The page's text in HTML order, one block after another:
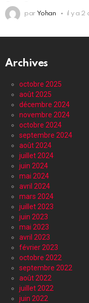
par Yohan il y a 2
Archives
octobre 2025
août 2025
décembre 2024
novembre 2024
octobre 2024
septembre 2024
août 2024
juillet 2024
juin 2024
mai 2024
avril 2024
mars 2024
juillet 2023
juin 2023
mai 2023
avril 2023
février 2023
octobre 2022
septembre 2022
août 2022
juillet 2022
juin 2022